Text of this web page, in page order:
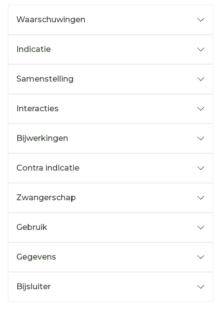
Waarschuwingen
Indicatie
Samenstelling
Interacties
Bijwerkingen
Contra indicatie
Zwangerschap
Gebruik
Gegevens
Bijsluiter